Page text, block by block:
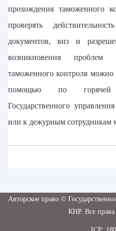
прохождения таможенного
проверять
документов, виз и
возникновения
таможенного контроля можно
помощью по горячей
Государственного
или к дежурным сотрудникам
Авторское право ©
КНР. Все
ICP: